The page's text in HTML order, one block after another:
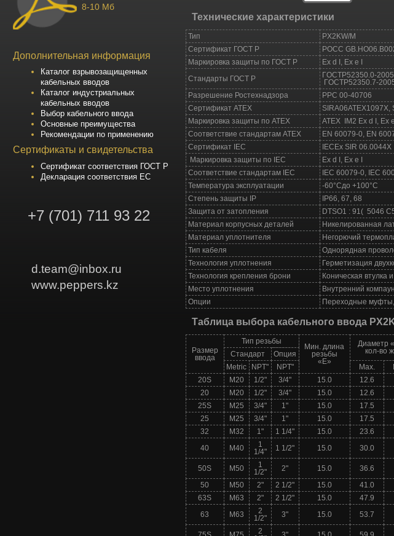
Технические характеристики
Тип
PX2KW/M
Сертификат ГОСТ Р
POCC
Маркировка защиты по ГОСТ Р
Ex d I, Ex e I
Стандарты ГОСТ Р
ГOCTP52350.0-
ГOCTP52350.7-
Разрешение Ростехнадзора
PPC 00-40706
Сертификат АТЕХ
SIRA06ATEX1097X,
Маркировка защиты по АТЕХ
ATEX IM2 Ex d I, Ex e
Соответствие стандартам АТЕХ
EN 60079-0, EN
Сертификат IEC
IECEx SIR 06.0044X
Маркировка защиты по IEC
Ex d I, Ex e I
Соответствие стандартам IEC
IEC 60079-0, IEC
Температура эксплуатации
-60°Cдо +100°C
Степень защиты IP
IP66, 67, 68
Защита от затопления
DTSO1 : 91( 5046
Материал корпусных деталей
Никелированная
Материал уплотнителя
Негорючий
Тип кабеля
Однорядная
Технология уплотнения
Герметизация
Технология крепления брони
Коническая втулка
Место уплотнения
Внутренний
Опции
Переходные
Таблица выбора кабельного ввода
Размер
ввода
Тип резьбы
Мин. длина
резьбы
«Е»
Диаметр
кол-во
Стандарт
Опция
Metric
NPT" NPT" Мах.
20S
M20 1/2" 3/4" 15.0 12.6
20
M20 1/2" 3/4" 15.0 12.6
25S
M25 3/4" 1" 15.0 17.5
25
M25 3/4" 1" 15.0 17.5
32
M32 1" 1 1/4" 15.0 23.6
40 M40
1
1/4"
1 1/2" 15.0 30.0
50S M50
1
1/2"
2" 15.0 36.6
50 M50 2" 2 1/2" 15.0 41.0
63S
M63 2" 2 1/2" 15.0 47.9
63 M63
2
1/2"
3" 15.0 53.7
2
8-10 Мб
Дополнительная информация
Каталог взрывозащищенных
кабельных вводов
Каталог индустриальных
кабельных вводов
Выбор кабельного ввода
Основные преимущества
Рекомендации по применению
Сертификаты и свидетельства
Сертификат соответствия ГОСТ Р
Декларация соответствия ЕС
+7 (701) 711 93 22
d.team@inbox.ru
www.peppers.kz